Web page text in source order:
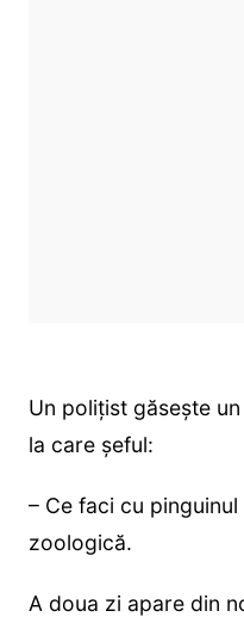
Un poliţist găseşte
la care şeful:
– Ce faci cu
zoologică.
A doua zi apare din